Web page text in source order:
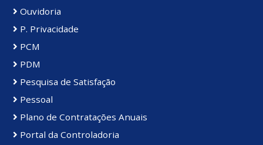
Ouvidoria
P. Privacidade
PCM
PDM
Pesquisa de Satisfação
Pessoal
Plano de Contratações Anuais
Portal da Controladoria